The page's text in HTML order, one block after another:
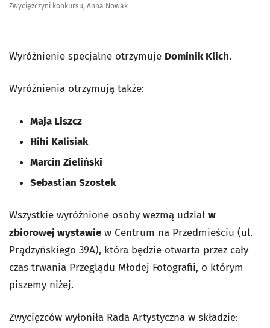
Zwyciężczyni konkursu, Anna Nowak
Wyróżnienie specjalne otrzymuje Dominik Klich.
Wyróżnienia otrzymują także:
Maja Liszcz
Hihi Kalisiak
Marcin Zieliński
Sebastian Szostek
Wszystkie wyróżnione osoby wezmą udziałw
zbiorowej wystawie w Centrum na Przedmieściu (ul.
Prądzyńskiego 39A), która będzie otwarta przez cały
czas trwania Przeglądu Młodej Fotografii, o którym
piszemy niżej.
Zwycięzców wyłoniła Rada Artystyczna w składzie: